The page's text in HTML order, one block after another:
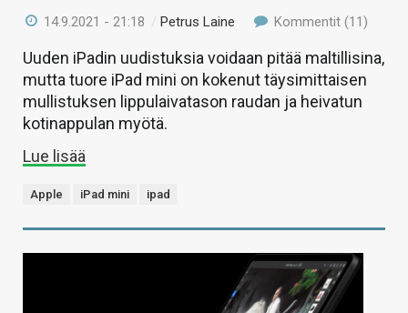
14.9.2021 - 21:18 /Petrus Laine Kommentit (11)
Uuden iPadin uudistuksia voidaan pitää maltillisina,
mutta tuore iPad mini on kokenut täysimittaisen
mullistuksen lippulaivatason raudan ja heivatun
kotinappulan myötä.
Lue lisää
Apple iPad mini ipad